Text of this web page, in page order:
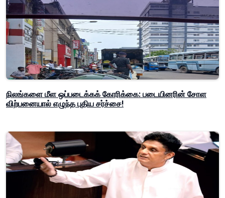
நிலங்களை மீள ஒப்படைக்கக் கோரிக்கை: படையினரின் சோள
விற்பனையால் எழுந்த புதிய சர்ச்சை!